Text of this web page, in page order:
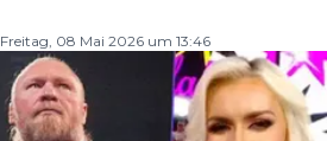
Freitag, 08 Mai 2026 um 13:46